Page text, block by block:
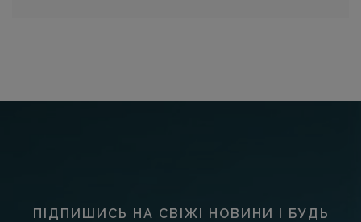
ПІДПИШИСЬ НА СВІЖІ НОВИНИ І БУДЬ